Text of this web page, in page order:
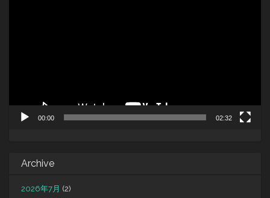
00:00 02:32
Archive
2026年7月 (2)